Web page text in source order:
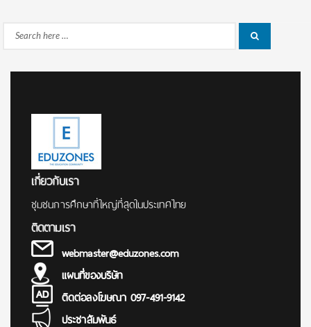
Search
เกี่ยวกับเรา
ชุมชนการศึกษาที่ใหญ่ที่สุดในประเทศไทย
ติดตามเรา
webmaster@eduzones.com
แผนที่ของบริษัท
ติดต่อลงโฆษณา 097-491-9142
ประชาสัมพันธ์